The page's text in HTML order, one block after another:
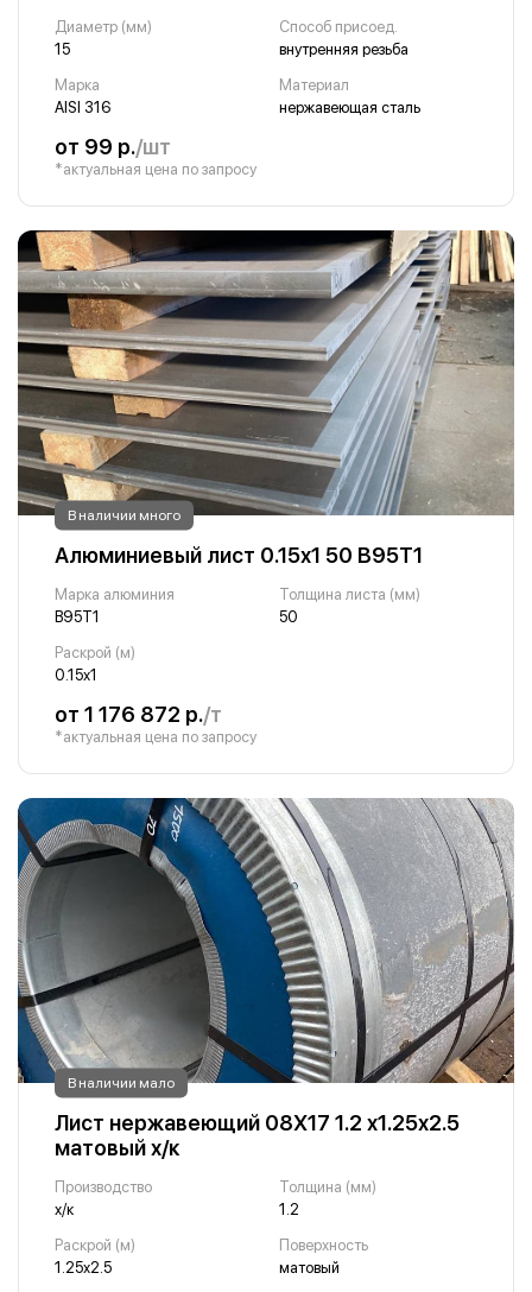
Диаметр (мм)
15
Способ присоед.
внутренняя резьба
Марка
AISI 316
Материал
нержавеющая сталь
от 99 р./шт
*актуальная цена по запросу
В наличии много
Алюминиевый лист 0.15х1 50 В95Т1
Марка алюминия
В95Т1
Толщина листа (мм)
50
Раскрой (м)
0.15х1
от 1 176 872 р./т
*актуальная цена по запросу
В наличии мало
Лист нержавеющий 08Х17 1.2 х1.25х2.5
матовый х/к
Производство
х/к
Толщина (мм)
1.2
Раскрой (м)
1.25х2.5
Поверхность
матовый